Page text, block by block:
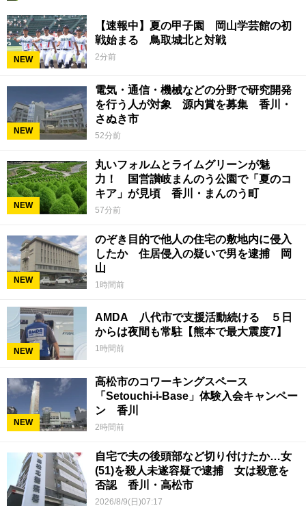
NEW
【速報中】夏の甲子園 岡山学芸館の初
戦始まる 鳥取城北と対戦
2分前
NEW
電気・通信・機械などの分野で研究開発
を行う人が対象 源内賞を募集 香川・
さぬき市
52分前
NEW
丸いフォルムとライムグリーンが魅
力！ 国営讃岐まんのう公園で「夏のコ
キア」が見頃 香川・まんのう町
57分前
NEW
のぞき目的で他人の住宅の敷地内に侵入
したか 住居侵入の疑いで男を逮捕 岡
山
1時間前
NEW
AMDA 八代市で支援活動続ける ５日
からは夜間も常駐【熊本で最大震度7】
1時間前
NEW
高松市のコワーキングスペース
「Setouchi-i-Base」体験入会キャンペー
ン 香川
2時間前
自宅で夫の後頭部など切り付けたか…女
(51)を殺人未遂容疑で逮捕 女は殺意を
否認 香川・高松市
2026/8/9(日)07:17